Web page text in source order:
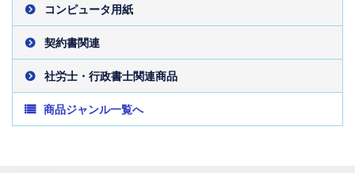
コンピュータ用紙
契約書関連
社労士・行政書士関連商品
商品ジャンル一覧へ